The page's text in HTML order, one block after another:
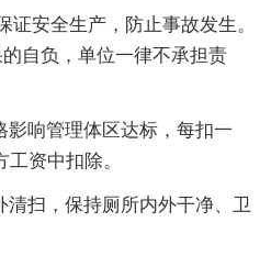
证安全生产，防止事故发生。
自负，单位一律不承担责
影响管理体区达标，每扣一
资中扣除。
清扫，保持厕所内外干净、卫